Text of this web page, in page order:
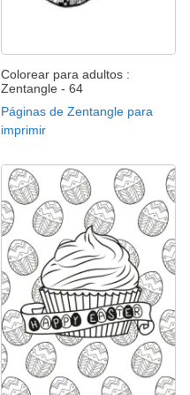
Colorear para adultos :
Zentangle - 64
Páginas de Zentangle para
imprimir